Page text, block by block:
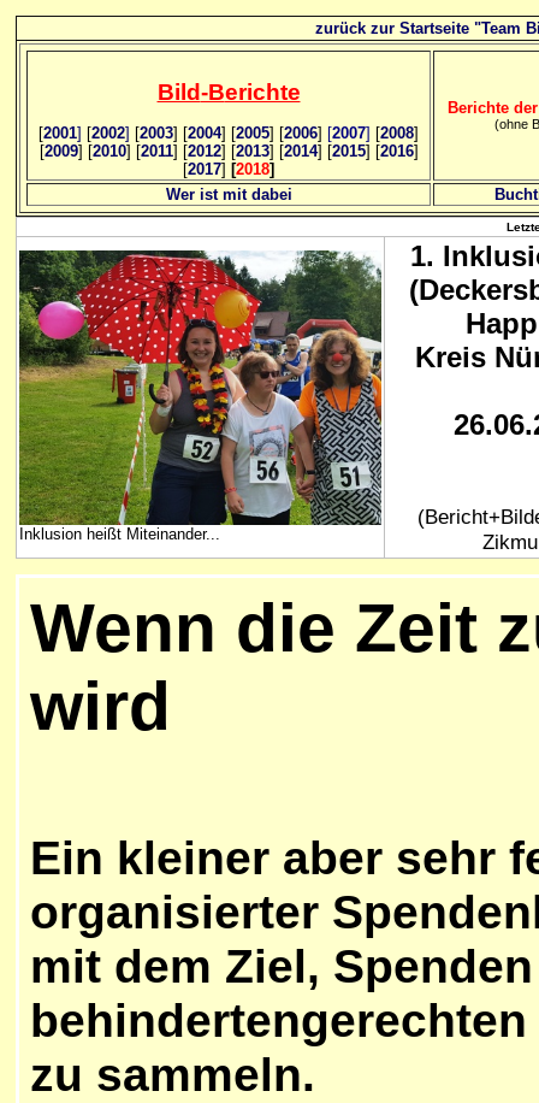
zurück zur Startseite "Team
Bild-Berichte
[2001] [2002] [2003] [2004] [2005] [2006] [2007] [2008]
[2009] [2010] [2011] [2012] [2013] [2014] [2015] [2016]
[2017] [2018]
Berichte
(ohne
Wer ist mit dabei
Inklusion heißt Miteinander...
1.
Kreis
Wenn die Zeit
wird
Ein kleiner aber sehr
organisierter
mit dem Ziel,
zu sammeln.